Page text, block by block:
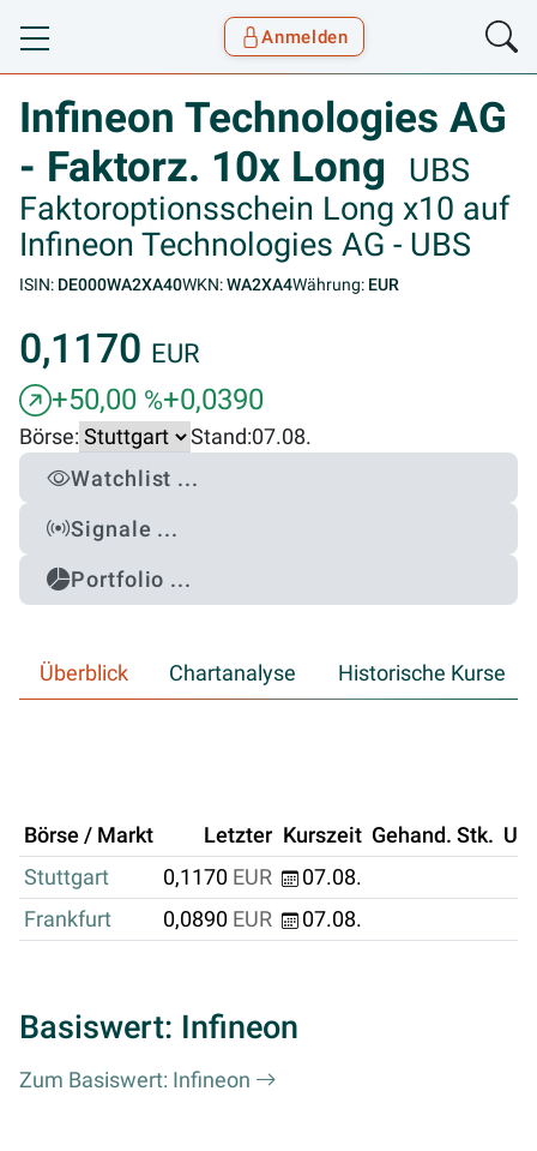
Toggle navigation
Anmelden
Infineon Technologies AG
- Faktorz. 10x Long
UBS
Faktoroptionsschein Long x10 auf
Infineon Technologies AG - UBS
ISIN: DE000WA2XA40WKN:WA2XA4Währung: EUR
0,1170 EUR
+50,00 %+0,0390
Börse: Stand:07.08.
Watchlist ...
Signale ...
Portfolio ...
Überblick Chartanalyse Historische Kurse
Börse / Markt Letzter Kurszeit Gehand. Stk.
Stuttgart
0,1170 EUR
07.08.
Frankfurt
0,0890 EUR 07.08.
Basiswert: Infineon
Zum Basiswert: Infineon